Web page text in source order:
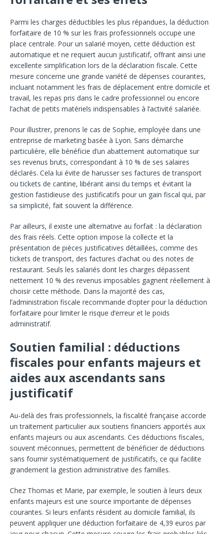
Parmi les charges déductibles les plus répandues, la déduction
forfaitaire de 10 % sur les frais professionnels occupe une
place centrale. Pour un salarié moyen, cette déduction est
automatique et ne requiert aucun justificatif, offrant ainsi une
excellente simplification lors de la déclaration fiscale. Cette
mesure concerne une grande variété de dépenses courantes,
incluant notamment les frais de déplacement entre domicile et
travail, les repas pris dans le cadre professionnel ou encore
l’achat de petits matériels indispensables à l’activité salariée.
Pour illustrer, prenons le cas de Sophie, employée dans une
entreprise de marketing basée à Lyon. Sans démarche
particulière, elle bénéficie d’un abattement automatique sur
ses revenus bruts, correspondant à 10 % de ses salaires
déclarés. Cela lui évite de harusser ses factures de transport
ou tickets de cantine, libérant ainsi du temps et évitant la
gestion fastidieuse des justificatifs pour un gain fiscal qui, par
sa simplicité, fait souvent la différence.
Par ailleurs, il existe une alternative au forfait : la déclaration
des frais réels. Cette option impose la collecte et la
présentation de pièces justificatives détaillées, comme des
tickets de transport, des factures d’achat ou des notes de
restaurant. Seuls les salariés dont les charges dépassent
nettement 10 % des revenus imposables gagnent réellement à
choisir cette méthode. Dans la majorité des cas,
l’administration fiscale recommande d’opter pour la déduction
forfaitaire pour limiter le risque d’erreur et le poids
administratif.
Soutien familial : déductions
fiscales pour enfants majeurs et
aides aux ascendants sans
justificatif
Au-delà des frais professionnels, la fiscalité française accorde
un traitement particulier aux soutiens financiers apportés aux
enfants majeurs ou aux ascendants. Ces déductions fiscales,
souvent méconnues, permettent de bénéficier de déductions
sans fournir systématiquement de justificatifs, ce qui facilite
grandement la gestion administrative des familles.
Chez Thomas et Marie, par exemple, le soutien à leurs deux
enfants majeurs est une source importante de dépenses
courantes. Si leurs enfants résident au domicile familial, ils
peuvent appliquer une déduction forfaitaire de 4,39 euros par